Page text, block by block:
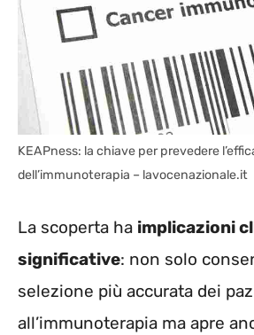
KEAPness: la chiave per prevedere
dell’immunoterapia – lavocenazionale.it
La scoperta ha implicazioni
significative: non solo
selezione più accurata dei
all’immunoterapia ma apre